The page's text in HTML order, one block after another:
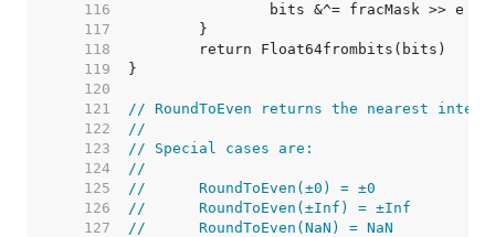
   116
   117
   118
   119
   120
   121
// RoundToEven returns the nearest
   122
//
   123
// Special cases are:
   124
//
   125
//	RoundToEven(±0) = ±0
   126
//	RoundToEven(±Inf) = ±Inf
   127
//	RoundToEven(NaN) = NaN